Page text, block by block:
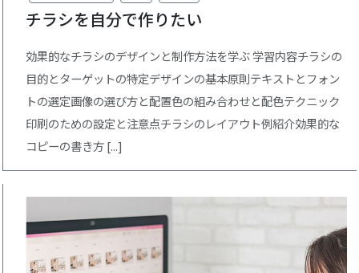
チラシを自分で作りたい
効果的なチラシのデザインと制作方法を学ぶ 学習内容チラシの
目的とターゲットの特定デザインの基本原則テキストとフォン
トの選定画像の選び方と配置色の組み合わせと配色テクニック
印刷のための設定と注意点チラシのレイアウト例紹介効果的な
コピーの書き方 [...]